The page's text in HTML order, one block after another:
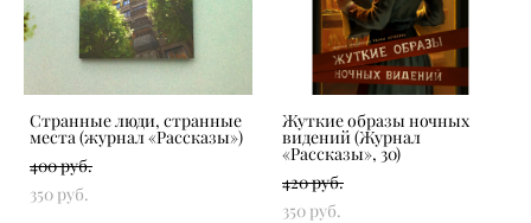
Странные люди, странные
места (журнал «Рассказы»)
400 pуб.
350 pуб.
Жуткие образы ночных
видений (Журнал
«Рассказы», 30)
420 pуб.
350 pуб.